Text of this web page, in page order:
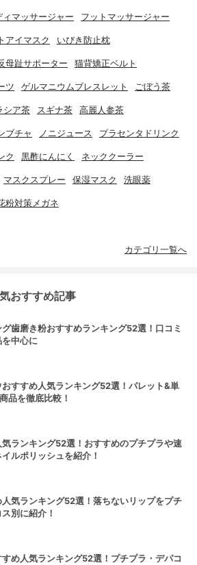
ィマッサージャー フットマッサージャー
アイマスク いびき防止枕
母趾サポーター 猫背矯正ベルト
ツ ゲルマニウムブレスレット ごぼう茶
シア茶 スギナ茶 高麗人参茶
ブチャ ノニジュース プラセンタドリンク
ク 黒酢にんにく ネッククーラー
マスクスプレー 保湿マスク 洗眼薬
粉対策メガネ
カテゴリ一覧へ
おすすめ記事
歯磨き粉おすすめランキング52選！口コミ
中心に
おすすめ人気ランキング52選！パレット&単
品を徹底比較！
気ランキング52選！おすすめのプチプラや速
ルポリッシュを紹介！
人気ランキング52選！落ちないリップをプチ
別に紹介！
め人気ランキング52選！プチプラ・デパコ